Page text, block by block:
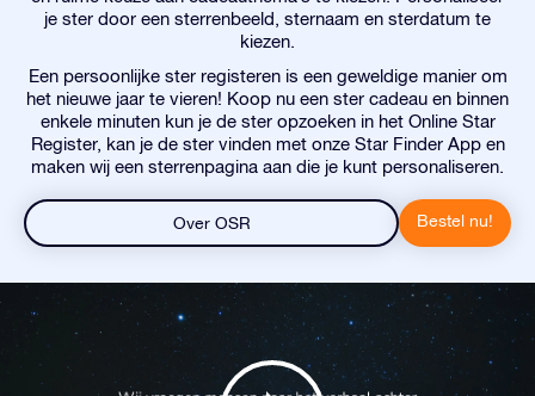
je ster door een sterrenbeeld, sternaam en sterdatum te
kiezen.
Een persoonlijke ster registeren is een geweldige manier om
het nieuwe jaar te vieren! Koop nu een ster cadeau en binnen
enkele minuten kun je de ster opzoeken in het Online Star
Register, kan je de ster vinden met onze Star Finder App en
maken wij een sterrenpagina aan die je kunt personaliseren.
Over OSR Bestel nu!